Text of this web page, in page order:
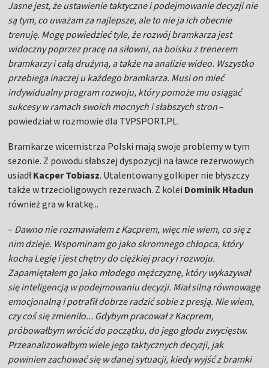
Jasne jest, że ustawienie taktyczne i podejmowanie decyzji nie
są tym, co uważam za najlepsze, ale to nie ja ich obecnie
trenuję. Mogę powiedzieć tyle, że rozwój bramkarza jest
widoczny poprzez pracę na siłowni, na boisku z trenerem
bramkarzy i całą drużyną, a także na analizie wideo. Wszystko
przebiega inaczej u każdego bramkarza. Musi on mieć
indywidualny program rozwoju, który pomoże mu osiągać
sukcesy w ramach swoich mocnych i słabszych stron–
powiedział w rozmowie dla TVPSPORT.PL.
Bramkarze wicemistrza Polski mają swoje problemy w tym
sezonie. Z powodu słabszej dyspozycji na ławce rezerwowych
usiadłKacper Tobiasz. Utalentowany golkiper nie błyszczy
także w trzecioligowych rezerwach. Z kolei Dominik Hładun
również gra w kratkę...
– Dawno nie rozmawiałem z Kacprem, więc nie wiem, co się z
nim dzieje. Wspominam go jako skromnego chłopca, który
kocha Legię i jest chętny do ciężkiej pracy i rozwoju.
Zapamiętałem go jako młodego mężczyznę, który wykazywał
się inteligencją w podejmowaniu decyzji. Miał silną równowagę
emocjonalną i potrafił dobrze radzić sobie z presją. Nie wiem,
czy coś się zmieniło... Gdybym pracował z Kacprem,
próbowałbym wrócić do początku, do jego głodu zwycięstw.
Przeanalizowałbym wiele jego taktycznych decyzji, jak
powinien zachować się w danej sytuacji, kiedy wyjść z bramki